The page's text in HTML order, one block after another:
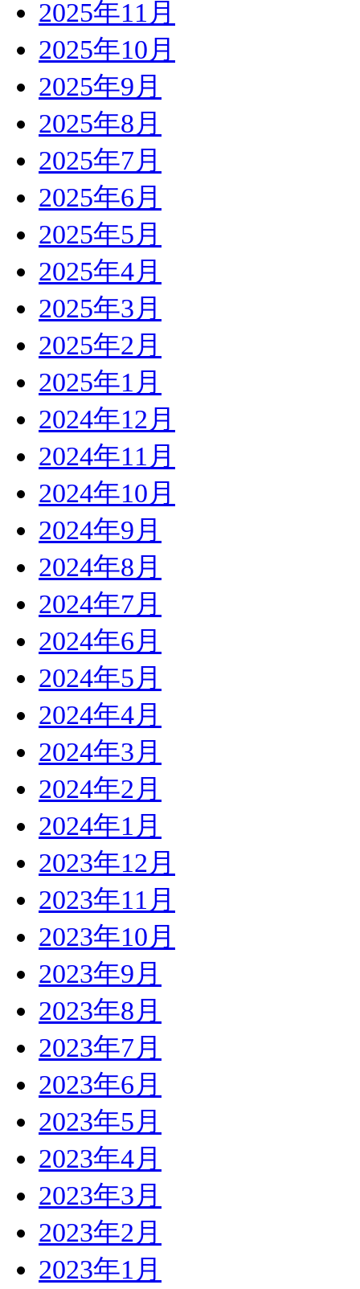
2025年11月
2025年10月
2025年9月
2025年8月
2025年7月
2025年6月
2025年5月
2025年4月
2025年3月
2025年2月
2025年1月
2024年12月
2024年11月
2024年10月
2024年9月
2024年8月
2024年7月
2024年6月
2024年5月
2024年4月
2024年3月
2024年2月
2024年1月
2023年12月
2023年11月
2023年10月
2023年9月
2023年8月
2023年7月
2023年6月
2023年5月
2023年4月
2023年3月
2023年2月
2023年1月